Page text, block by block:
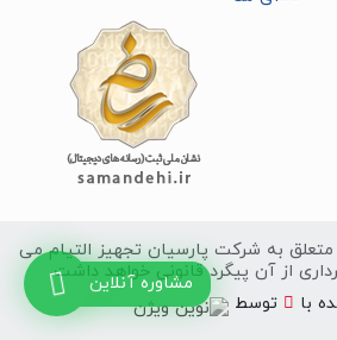
به شرکت پارسیان تجهیز التیام می
از آن پیگرد قانونی خواهد داشت.
با توسط
مشاوره آنلاین